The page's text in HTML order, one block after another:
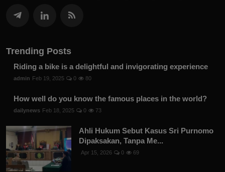
Trending Posts
Riding a bike is a delightful and invigorating experience
admin Feb 19, 2025 0 80
How well do you know the famous places in the world?
dailynews Feb 18, 2025 0 73
Ahli Hukum Sebut Kasus Sri Purnomo
Dipaksakan, Tanpa Me...
Apr 15, 2026 0 69